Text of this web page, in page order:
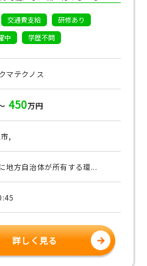
交通費支給
研修あり
中 学歴不問
マテクノス
450万円
,
地方自治体が所有する環...
詳しく見る